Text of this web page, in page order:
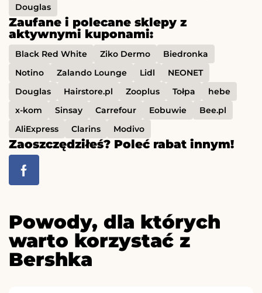
Douglas
Zaufane i polecane sklepy z
aktywnymi kuponami:
Black Red White Ziko Dermo
Biedronka
Notino
Zalando Lounge Lidl
NEONET
Douglas
Hairstore.pl Zooplus Tołpa
hebe
x-kom
Sinsay Carrefour Eobuwie
Bee.pl
AliExpress
Clarins Modivo
Zaoszczędziłeś? Poleć rabat innym!
Powody, dla których
warto korzystać z
Bershka